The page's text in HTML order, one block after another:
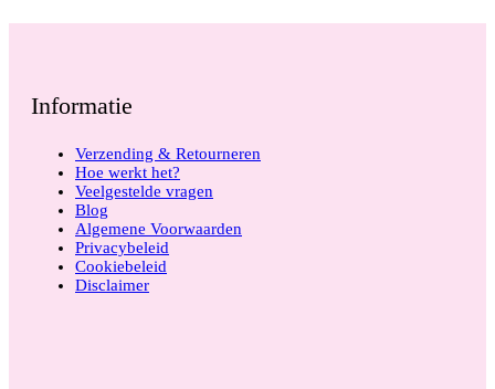
Informatie
Verzending & Retourneren
Hoe werkt het?
Veelgestelde vragen
Blog
Algemene Voorwaarden
Privacybeleid
Cookiebeleid
Disclaimer